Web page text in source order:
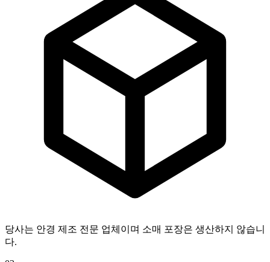
당사는 안경 제조 전문 업체이며 소매 포장은 생산하지 않습니
다.